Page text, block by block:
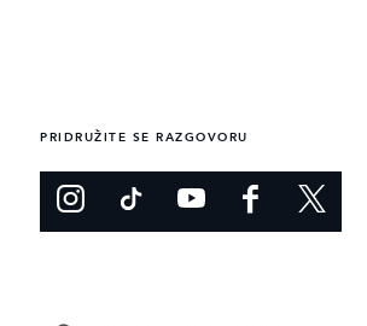
PRIDRUŽITE SE RAZGOVORU